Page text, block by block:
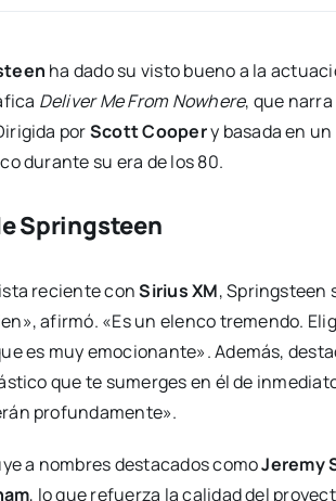
ha dado su visto bueno a la
Deliver Me From Nowhere, que
porScott Coopery basada en
durante su era de los 80.
Springsteen
reciente conSirius XM, Springsteen
afirmó. «Es un elenco tremendo.
es muy emocionante». Además,
que te sumerges en él de
profundamente».
a nombres destacados comoJeremy
, lo que refuerza la calidad del